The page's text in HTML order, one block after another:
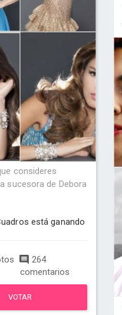
consideres
sucesora de Debora
está ganando
264
comentarios
VOTAR